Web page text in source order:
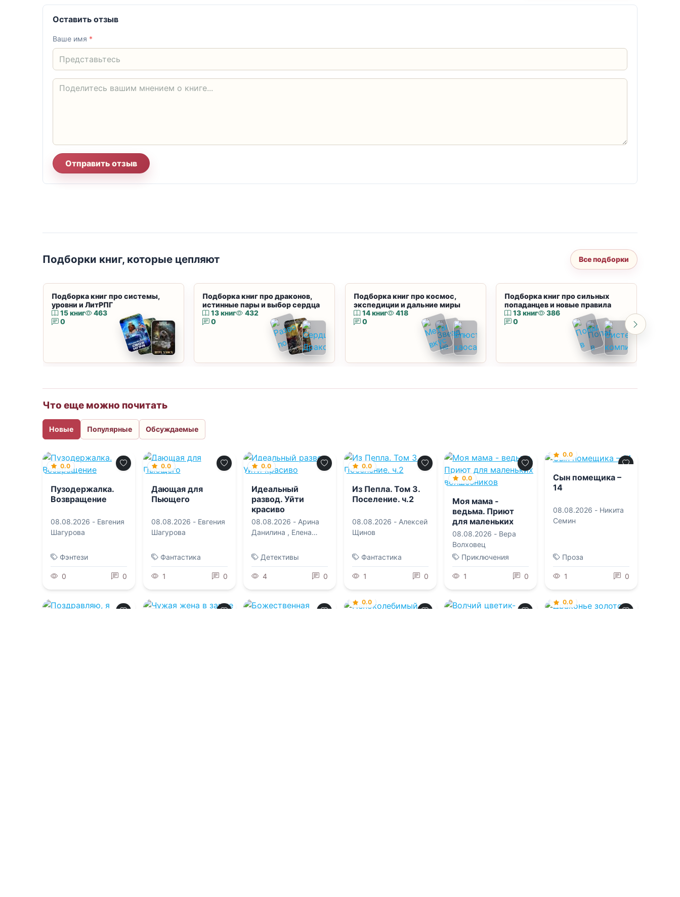
Оставить отзыв
Ваше имя *
Отправить отзыв
Подборки книг, которые цепляют Все подборки
Подборка книг про системы,
уровни и ЛитРПГ
15 книг
463
0
Подборка книг про драконов,
истинные пары и выбор сердца
13 книг
432
0
Подборка книг про космос,
экспедиции и дальние миры
14 книг
418
0
Подборка книг про сильных
попаданцев и новые правила
13 книг
386
0
Что еще можно почитать
Новые Популярные Обсуждаемые
0.0
Пузодержалка.
Возвращение
08.08.2026 - Евгения
Шагурова
Фэнтези
0 0
0.0
Дающая для
Пьющего
08.08.2026 - Евгения
Шагурова
Фантастика
1 0
0.0
Идеальный
развод. Уйти
красиво
08.08.2026 - Арина
Данилина , Елена
Детективы
4 0
0.0
Из Пепла. Том 3.
Поселение. ч.2
08.08.2026 - Алексей
Щинов
Фантастика
1 0
0.0
Моя мама -
ведьма. Приют
для маленьких
волшебников
08.08.2026 - Вера
Волховец
Приключения
1 0
0.0
Сын помещика –
14
08.08.2026 - Никита
Семин
Проза
1 0
0.0 0.0